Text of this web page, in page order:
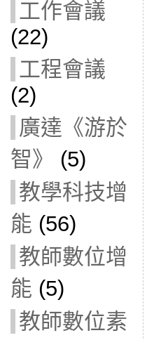
工作會議
(22)
工程會議
(2)
廣達《游於
智》
(5)
教學科技增
能 (56)
教師數位增
能 (5)
教師數位素